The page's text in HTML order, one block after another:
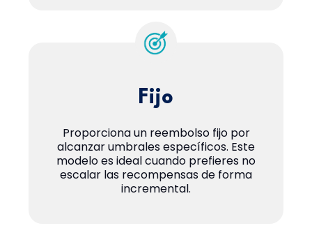
Fijo
Proporciona un reembolso fijo por
alcanzar umbrales específicos. Este
modelo es ideal cuando prefieres no
escalar las recompensas de forma
incremental.